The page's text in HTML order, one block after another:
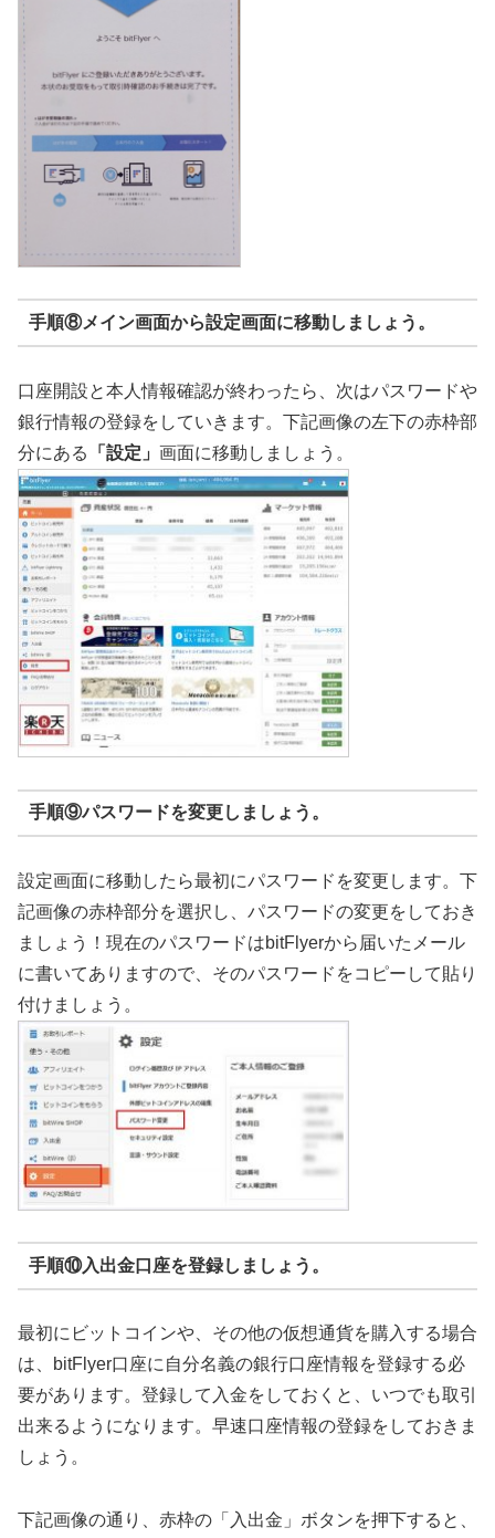
手順⑧メイン画面から設定画面に移動しましょう。
口座開設と本人情報確認が終わったら、次はパスワードや
銀行情報の登録をしていきます。下記画像の左下の赤枠部
分にある
「設定」 画面に移動しましょう。
手順⑨パスワードを変更しましょう。
設定画面に移動したら最初にパスワードを変更します。下
記画像の赤枠部分を選択し、パスワードの変更をしておき
ましょう！現在のパスワードはbitFlyerから届いたメール
に書いてありますので、そのパスワードをコピーして貼り
付けましょう。
手順⑩入出金口座を登録しましょう。
最初にビットコインや、その他の仮想通貨を購入する場合
は、bitFlyer口座に自分名義の銀行口座情報を登録する必
要があります。登録して入金をしておくと、いつでも取引
出来るようになります。早速口座情報の登録をしておきま
しょう。
下記画像の通り、赤枠の「入出金」ボタンを押下すると、